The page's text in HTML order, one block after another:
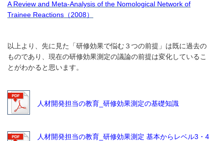
A Review and Meta-Analysis of the Nomological Network of
Trainee Reactions（2008）
以上より、先に見た「研修効果で悩む３つの前提」は既に過去の
ものであり、現在の研修効果測定の議論の前提は変化しているこ
とがわかると思います。
人材開発担当の教育_研修効果測定の基礎知識
人材開発担当の教育_研修効果測定 基本からレベル3・4